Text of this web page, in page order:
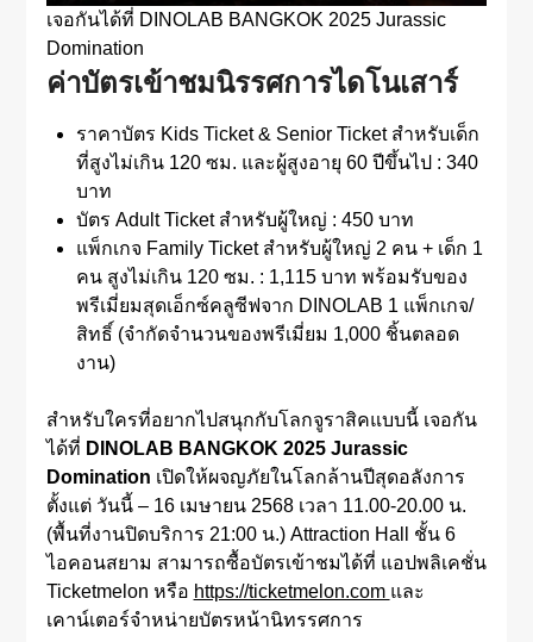
เจอกันได้ที่ DINOLAB BANGKOK 2025 Jurassic
Domination
ค่าบัตรเข้าชมนิรรศการไดโนเสาร์
ราคาบัตร Kids Ticket & Senior Ticket สำหรับเด็ก
ที่สูงไม่เกิน 120 ซม. และผู้สูงอายุ 60 ปีขึ้นไป : 340
บาท
บัตร Adult Ticket สำหรับผู้ใหญ่ : 450 บาท
แพ็กเกจ Family Ticket สำหรับผู้ใหญ่ 2 คน + เด็ก 1
คน สูงไม่เกิน 120 ซม. : 1,115 บาท พร้อมรับของ
พรีเมี่ยมสุดเอ็กซ์คลูซีฟจาก DINOLAB 1 แพ็กเกจ/
สิทธิ์ (จำกัดจำนวนของพรีเมี่ยม 1,000 ชิ้นตลอด
งาน)
สำหรับใครที่อยากไปสนุกกับโลกจูราสิคแบบนี้ เจอกัน
ได้ที่ DINOLAB BANGKOK 2025 Jurassic
Domination เปิดให้ผจญภัยในโลกล้านปีสุดอลังการ
ตั้งแต่ วันนี้ – 16 เมษายน 2568 เวลา 11.00-20.00 น.
(พื้นที่งานปิดบริการ 21:00 น.) Attraction Hall ชั้น 6
ไอคอนสยาม สามารถซื้อบัตรเข้าชมได้ที่ แอปพลิเคชั่น
Ticketmelon หรือ https://ticketmelon.com และ
เคาน์เตอร์จำหน่ายบัตรหน้านิทรรศการ